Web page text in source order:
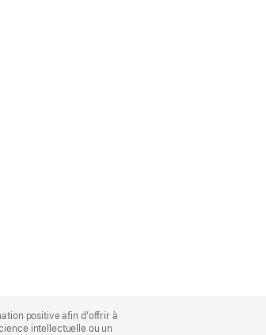
positive afin d’offrir à
intellectuelle ou un